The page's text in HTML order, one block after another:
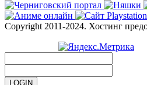
Copyright 2011-2024. Хостинг